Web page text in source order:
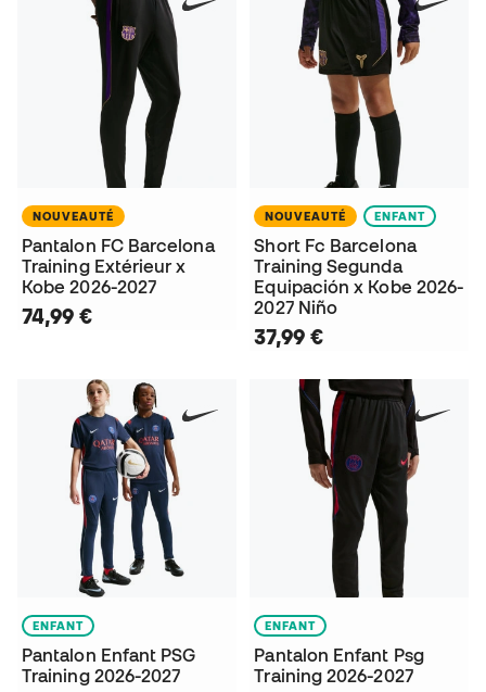
NOUVEAUTÉ
Pantalon FC Barcelona
Training Extérieur x
Kobe 2026-2027
74,99 €
NOUVEAUTÉ ENFANT
Short Fc Barcelona
Training Segunda
Equipación x Kobe 2026-
2027 Niño
37,99 €
ENFANT
Pantalon Enfant PSG
Training 2026-2027
ENFANT
Pantalon Enfant Psg
Training 2026-2027